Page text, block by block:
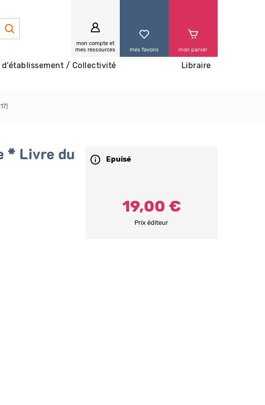
mon compte et
mes ressources
mes favoris mon panier
d'établissement / Collectivité Libraire
* Livre du
Epuisé
Prix éditeur
19,00 €